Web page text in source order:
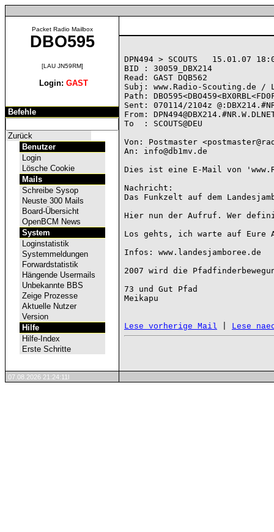
Packet Radio Mailbox
DBO595
[LAU JN59RM]
Login: GAST
Befehle
Zurück
Benutzer
Login
Lösche Cookie
Mails
Schreibe Sysop
Neuste 300 Mails
Board-Übersicht
OpenBCM News
System
Loginstatistik
Systemmeldungen
Forwardstatistik
Hängende Usermails
Unbekannte BBS
Zeige Prozesse
Aktuelle Nutzer
Version
Hilfe
Hilfe-Index
Erste Schritte
DPN494 > SCOUTS   15.01.07
BID : 30059_DBX214
Read: GAST DQB562
Subj: www.Radio-Scouting.de /
Path:
Sent: 070114/2104z
From:
To  : SCOUTS@DEU
Von: Postmaster
An: info@db1mv.de
Dies ist eine E-Mail von
Nachricht:
Das Funkzelt auf dem
Hier nun der Aufruf. Wer
Los gehts, ich warte auf Eure
Infos: www.landesjamboree.de
2007 wird die
73 und Gut Pfad
Meikapu
Lese vorherige Mail Lese
07.08.2026 21:24:11l